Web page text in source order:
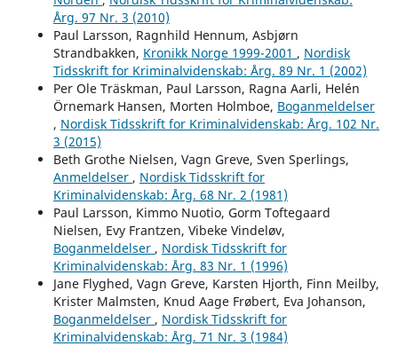
Årg. 97 Nr. 3 (2010)
Paul Larsson, Ragnhild Hennum, Asbjørn
Strandbakken, Kronikk Norge 1999-2001 , Nordisk
Tidsskrift for Kriminalvidenskab: Årg. 89 Nr. 1 (2002)
Per Ole Träskman, Paul Larsson, Ragna Aarli, Helén
Örnemark Hansen, Morten Holmboe, Boganmeldelser
, Nordisk Tidsskrift for Kriminalvidenskab: Årg. 102 Nr.
3 (2015)
Beth Grothe Nielsen, Vagn Greve, Sven Sperlings,
Anmeldelser , Nordisk Tidsskrift for
Kriminalvidenskab: Årg. 68 Nr. 2 (1981)
Paul Larsson, Kimmo Nuotio, Gorm Toftegaard
Nielsen, Evy Frantzen, Vibeke Vindeløv,
Boganmeldelser , Nordisk Tidsskrift for
Kriminalvidenskab: Årg. 83 Nr. 1 (1996)
Jane Flyghed, Vagn Greve, Karsten Hjorth, Finn Meilby,
Krister Malmsten, Knud Aage Frøbert, Eva Johanson,
Boganmeldelser , Nordisk Tidsskrift for
Kriminalvidenskab: Årg. 71 Nr. 3 (1984)